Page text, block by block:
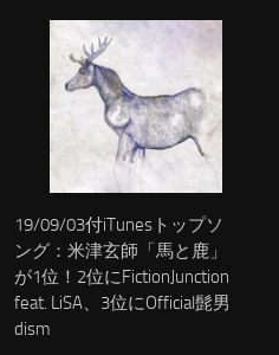
19/09/03付iTunesトップソ
ング：米津玄師「馬と鹿」
が1位！2位にFictionJunction
feat. LiSA、3位にOfficial髭男
dism